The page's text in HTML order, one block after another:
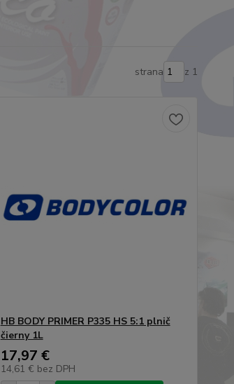
strana z 1
HB BODY PRIMER P335 HS 5:1 plnič
čierny 1L
17,97 €
14,61 € bez DPH